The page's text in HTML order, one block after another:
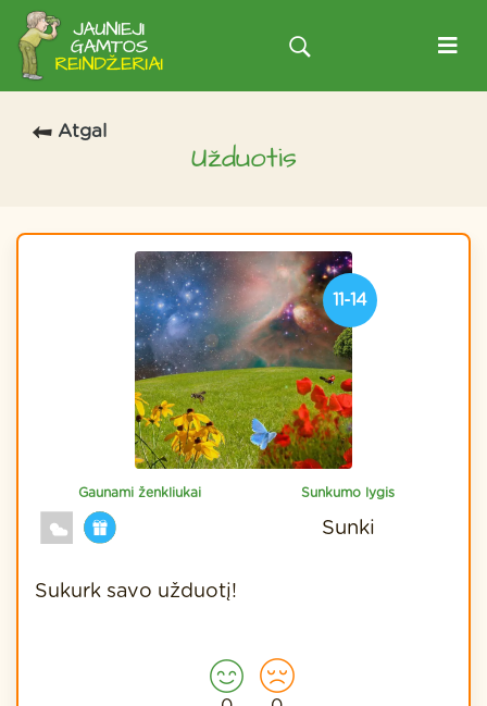
Atgal
Užduotis
11-14
Gaunami ženkliukai Sunkumo lygis
Sunki
Sukurk savo užduotį!